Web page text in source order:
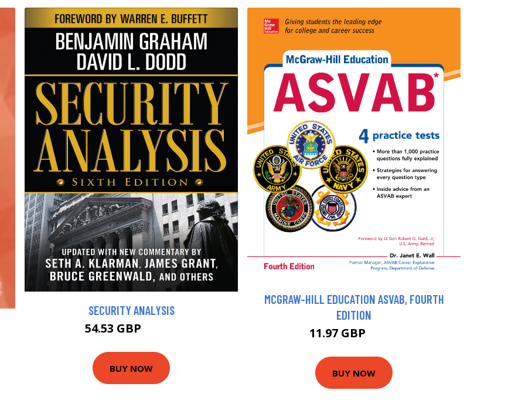
SECURITY ANALYSIS
54.53 GBP
BUY NOW
MCGRAW-HILL EDUCATION ASVAB, FOURTH
EDITION
11.97 GBP
BUY NOW